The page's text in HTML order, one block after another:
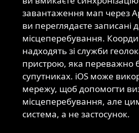
активність
завантаження мап через
ви переглядаєте записані
місцеперебування.
надходять зі служби
пристрою, яка переважно
супутниках. iOS може
мережу, щоб допомогти
місцеперебування, але
система, а не застосунок.